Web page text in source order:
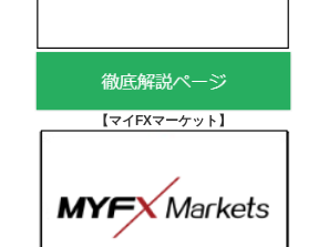
【マイFXマーケット 】